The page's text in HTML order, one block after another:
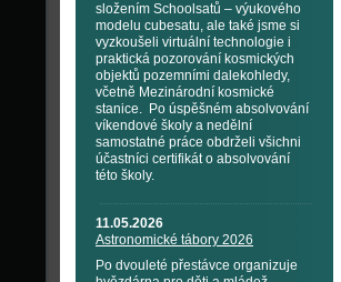
složením Schoolsatů – výukového
modelu cubesatu, ale také jsme si
vyzkoušeli virtuální technologie i
praktická pozorování kosmických
objektů pozemními dalekohledy,
včetně Mezinárodní kosmické
stanice. Po úspěšném absolvování
víkendové školy a nedělní
samostatné práce obdrželi všichni
účastníci certifikát o absolvování
této školy.
11.05.2026
Astronomické tábory 2026
Po dvouleté přestávce organizuje